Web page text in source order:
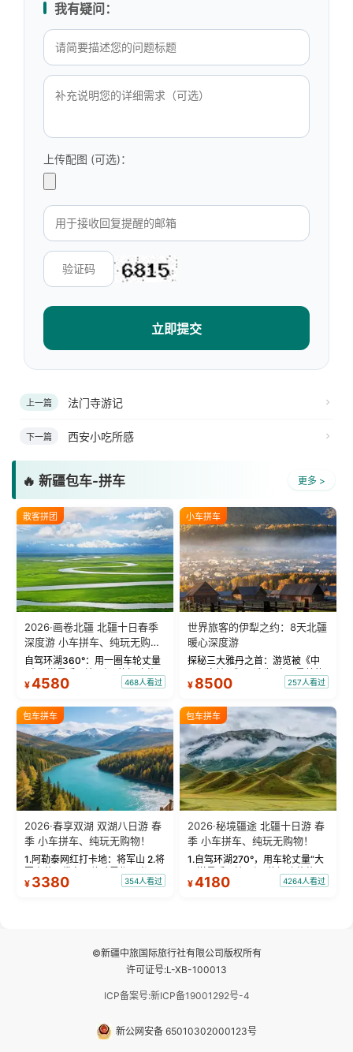
我有疑问：
上传配图 (可选)：
立即提交
上一篇 法门寺游记
下一篇 西安小吃所感
🔥 新疆包车-拼车 更多 >
散客拼团
2026·画卷北疆 北疆十日春季
深度游 小车拼车、纯玩无购
物！
自驾环湖360°：用一圈车轮丈量
“大西洋最后一滴眼泪”的极致蔚
蓝。 赛湖旅拍：甄选多款风格服
绝美瞬间。 赛湖坦克300跟车视
频：专业摄影师...
¥4580 468人看过
小车拼车
世界旅客的伊犁之约：8天北疆
暖心深度游
探秘三大雅丹之首：游览被《中
国国家地理》评选为“中国最美的
三大雅丹”第一名的克拉玛依魔鬼
瓦人最大村落——禾木村，欣赏
晨雾与小木...
¥ 8500 257人看过
包车拼车
2026·春享双湖 双湖八日游 春
季 小车拼车、纯玩无购物！
1.阿勒泰网红打卡地：将军山 2.将
军山落日缆车，体验雪都风光 3.
将军山，夕阳派对，蹦迪party 4.
¥ 3380 354人看过
包车拼车
2026·秘境疆途 北疆十日游 春
季 小车拼车、纯玩无购物！
1.自驾环湖270°，用车轮丈量“大
西洋最后一滴眼泪”的极致蔚蓝，
让雪山、花海与深邃湖水在转弯
¥4180 4264人看过
©新疆中旅国际旅行社有限公司版权所有
许可证号:L-XB-100013
ICP备案号:新ICP备19001292号-4
新公网安备 65010302000123号